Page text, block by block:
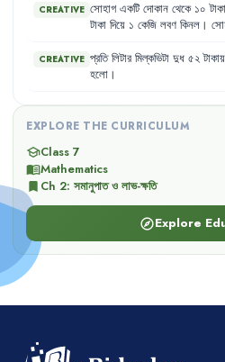
CREATIVE সোহাগ একটি দোকান থেকে ১০ টাকা
টাকা দিয়ে ১ কেজি লবণ কিনল ।
CREATIVE প্রতি লিটার মিল্কভিটা দুধ ৫২ টাকায়
হলো ।
EXPLORE THE CURRICULUM
schoolClass 7
menu_bookMathematics
bookmark Ch 2: সমানুপাত ও লাভ-ক্ষতি
exploreExplore